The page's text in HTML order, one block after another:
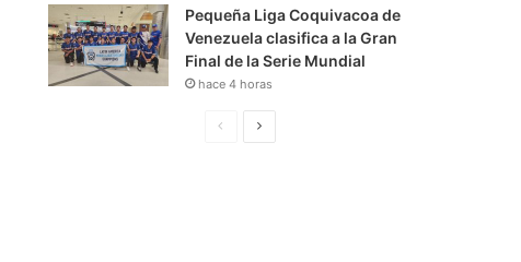
Pequeña Liga Coquivacoa de
Venezuela clasifica a la Gran
Final de la Serie Mundial
hace 4 horas
S